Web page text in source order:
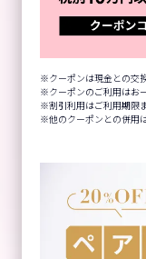
クーポンは現金との交
クーポンのご利用はお
割引利用はご利用期限
他のクーポンとの併用